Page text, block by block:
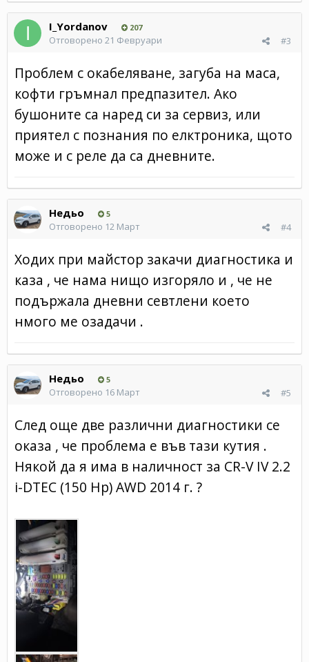
I_Yordanov 207
#3
Отговорено 21 Февруари
Проблем с окабеляване, загуба на маса,
кофти гръмнал предпазител. Ако
бушоните са наред си за сервиз, или
приятел с познания по елктроника, щото
може и с реле да са дневните.
Недьо 5
#4
Отговорено 12 Март
Ходих при майстор закачи диагностика и
каза , че нама нищо изгоряло и , че не
подържала дневни севтлени което
нмого ме озадачи .
Недьо 5
#5
Отговорено 16 Март
След още две различни диагностики се
оказа , че проблема е във тази кутия .
Някой да я има в наличност за CR-V IV 2.2
i-DTEC (150 Hp) AWD 2014 г. ?